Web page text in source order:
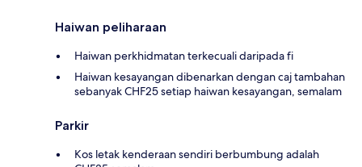
Haiwan peliharaan
Haiwan perkhidmatan terkecuali daripada fi
Haiwan kesayangan dibenarkan dengan caj tambahan
sebanyak CHF25 setiap haiwan kesayangan, semalam
Parkir
Kos letak kenderaan sendiri berbumbung adalah